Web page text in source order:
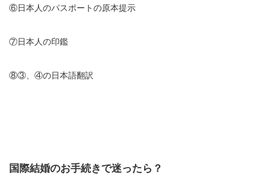
⑥日本人のパスポートの原本提示
⑦日本人の印鑑
⑧③、④の日本語翻訳
国際結婚のお手続きで迷ったら？